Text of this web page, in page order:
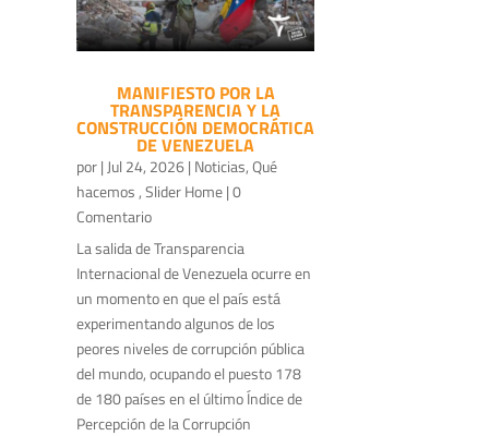
MANIFIESTO POR LA
TRANSPARENCIA Y LA
CONSTRUCCIÓN DEMOCRÁTICA
DE VENEZUELA
por| Jul 24, 2026| Noticias,Qué
hacemos ,Slider Home| 0
Comentario
La salida de Transparencia
Internacional de Venezuela ocurre en
un momento en que el país está
experimentando algunos de los
peores niveles de corrupción pública
del mundo, ocupando el puesto 178
de 180 países en el último Índice de
Percepción de la Corrupción